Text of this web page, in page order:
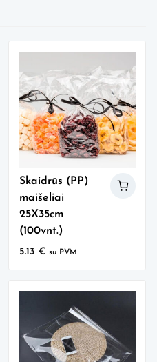
Skaidrūs (PP)
maišeliai
25X35cm
(100vnt.)
5.13 € su PVM